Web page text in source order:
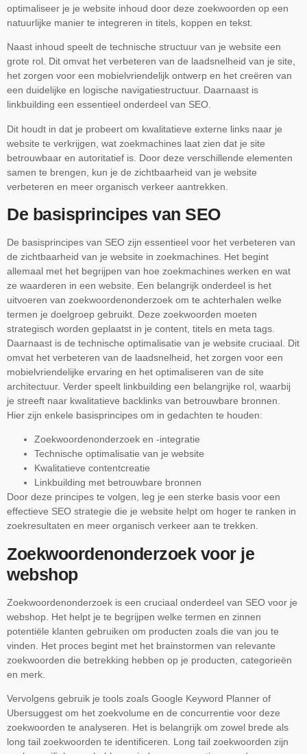
optimaliseer je je website inhoud door deze zoekwoorden op een
natuurlijke manier te integreren in titels, koppen en tekst.
Naast inhoud speelt de technische structuur van je website een
grote rol. Dit omvat het verbeteren van de laadsnelheid van je site,
het zorgen voor een mobielvriendelijk ontwerp en het creëren van
een duidelijke en logische navigatiestructuur. Daarnaast is
linkbuilding een essentieel onderdeel van SEO.
Dit houdt in dat je probeert om kwalitatieve externe links naar je
website te verkrijgen, wat zoekmachines laat zien dat je site
betrouwbaar en autoritatief is. Door deze verschillende elementen
samen te brengen, kun je de zichtbaarheid van je website
verbeteren en meer organisch verkeer aantrekken.
De basisprincipes van SEO
De basisprincipes van SEO zijn essentieel voor het verbeteren van
de zichtbaarheid van je website in zoekmachines. Het begint
allemaal met het begrijpen van hoe zoekmachines werken en wat
ze waarderen in een website. Een belangrijk onderdeel is het
uitvoeren van zoekwoordenonderzoek om te achterhalen welke
termen je doelgroep gebruikt. Deze zoekwoorden moeten
strategisch worden geplaatst in je content, titels en meta tags.
Daarnaast is de technische optimalisatie van je website cruciaal. Dit
omvat het verbeteren van de laadsnelheid, het zorgen voor een
mobielvriendelijke ervaring en het optimaliseren van de site
architectuur. Verder speelt linkbuilding een belangrijke rol, waarbij
je streeft naar kwalitatieve backlinks van betrouwbare bronnen.
Hier zijn enkele basisprincipes om in gedachten te houden:
Zoekwoordenonderzoek en -integratie
Technische optimalisatie van je website
Kwalitatieve contentcreatie
Linkbuilding met betrouwbare bronnen
Door deze principes te volgen, leg je een sterke basis voor een
effectieve SEO strategie die je website helpt om hoger te ranken in
zoekresultaten en meer organisch verkeer aan te trekken.
Zoekwoordenonderzoek voor je
webshop
Zoekwoordenonderzoek is een cruciaal onderdeel van SEO voor je
webshop. Het helpt je te begrijpen welke termen en zinnen
potentiële klanten gebruiken om producten zoals die van jou te
vinden. Het proces begint met het brainstormen van relevante
zoekwoorden die betrekking hebben op je producten, categorieën
en merk.
Vervolgens gebruik je tools zoals Google Keyword Planner of
Ubersuggest om het zoekvolume en de concurrentie voor deze
zoekwoorden te analyseren. Het is belangrijk om zowel brede als
long tail zoekwoorden te identificeren. Long tail zoekwoorden zijn